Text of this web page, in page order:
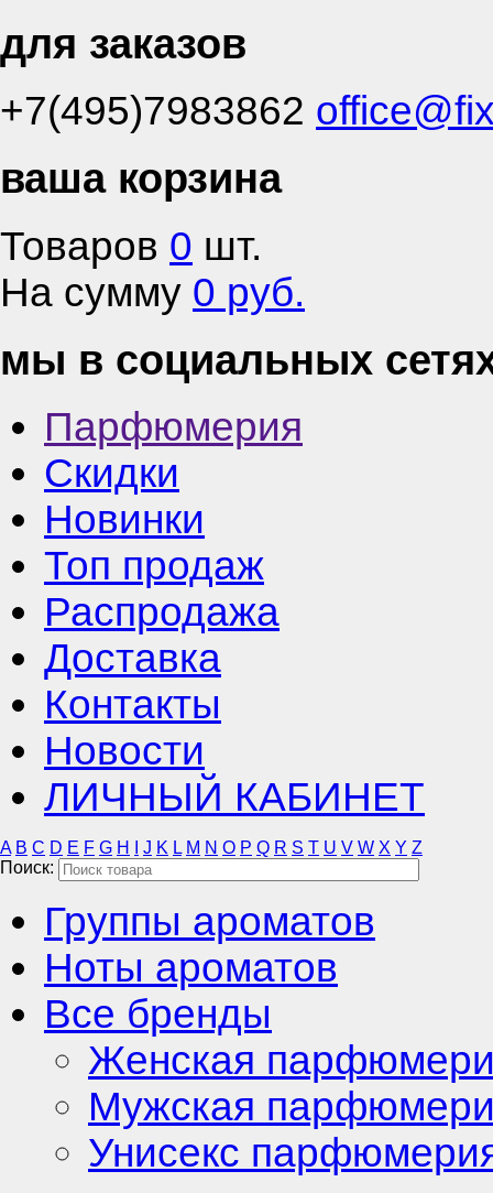
для заказов
+7(495)7983862
ваша корзина
Товаров 0 шт.
На сумму 0 руб.
мы в социальных
Парфюмерия
Скидки
Новинки
Топ продаж
Распродажа
Доставка
Контакты
Новости
ЛИЧНЫЙ КАБИНЕТ
A B C D E F G H J K L M N O P Q R S T U V W X Y Z
Поиск:
Группы ароматов
Ноты ароматов
Все бренды
Женская
Мужская
Унисекс